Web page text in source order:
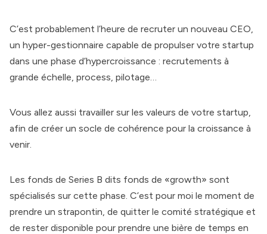
C’est probablement l’heure de recruter un nouveau CEO,
un hyper-gestionnaire capable de propulser votre startup
dans une phase d’hypercroissance : recrutements à
grande échelle, process, pilotage…
Vous allez aussi travailler sur les valeurs de votre startup,
afin de créer un socle de cohérence pour la croissance à
venir.
Les fonds de Series B dits fonds de «growth» sont
spécialisés sur cette phase. C’est pour moi le moment de
prendre un strapontin, de quitter le comité stratégique et
de rester disponible pour prendre une bière de temps en